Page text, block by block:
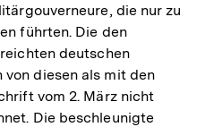
die nur zu
führten. Die den
deutschen
diesen als mit den
vom 2. März nicht
Die beschleunigte